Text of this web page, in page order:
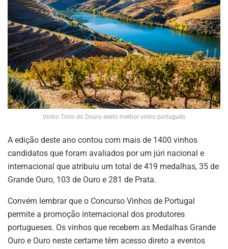
Vinho Tinto do Douro eleito melhor vinho português
A edição deste ano contou com mais de 1400 vinhos
candidatos que foram avaliados por um júri nacional e
internacional que atribuiu um total de 419 medalhas, 35 de
Grande Ouro, 103 de Ouro e 281 de Prata.
Convém lembrar que o Concurso Vinhos de Portugal
permite a promoção internacional dos produtores
portugueses. Os vinhos que recebem as Medalhas Grande
Ouro e Ouro neste certame têm acesso direto a eventos